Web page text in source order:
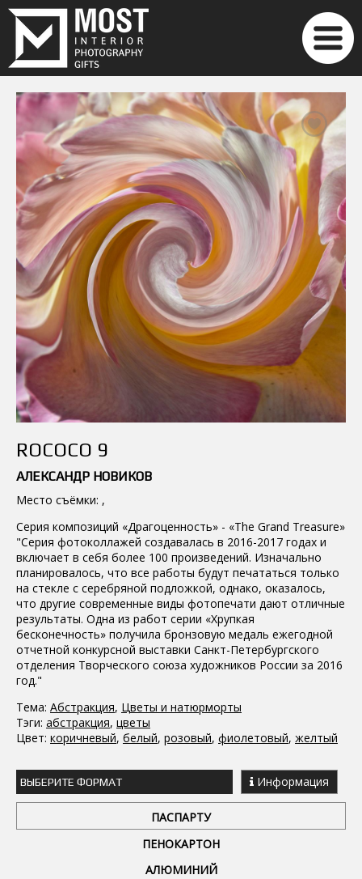
ROCOCO 9
АЛЕКСАНДР НОВИКОВ
Место съёмки: ,
Серия композиций «Драгоценность» - «The Grand Treasure»
"Серия фотоколлажей создавалась в 2016-2017 годах и
включает в себя более 100 произведений. Изначально
планировалось, что все работы будут печататься только
на стекле с серебряной подложкой, однако, оказалось,
что другие современные виды фотопечати дают отличные
результаты. Одна из работ серии «Хрупкая
бесконечность» получила бронзовую медаль ежегодной
отчетной конкурсной выставки Санкт-Петербургского
отделения Творческого союза художников России за 2016
год."
Тема: Абстракция, Цветы и натюрморты
Тэги: абстракция, цветы
Цвет: коричневый, белый, розовый, фиолетовый, желтый
ВЫБЕРИТЕ ФОРМАТ Информация
ПАСПАРТУ
ПЕНОКАРТОН
АЛЮМИНИЙ